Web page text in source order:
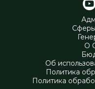
О
Об
Политика
Политика